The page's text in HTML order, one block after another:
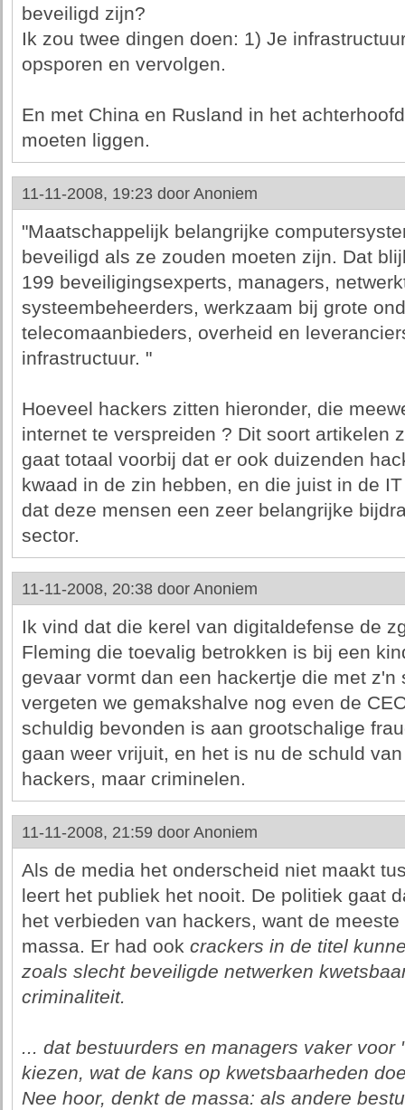
beveiligd zijn?
Ik zou twee dingen doen: 1) Je
opsporen en vervolgen.
En met China en Rusland in het
moeten liggen.
11-11-2008, 19:23 door Anoniem
"Maatschappelijk belangrijke
beveiligd als ze zouden moeten zijn. Dat
199 beveiligingsexperts, managers,
systeembeheerders, werkzaam bij grote
telecomaanbieders, overheid en
infrastructuur. "
Hoeveel hackers zitten hieronder, die
internet te verspreiden ? Dit soort artikelen
gaat totaal voorbij dat er ook duizenden
kwaad in de zin hebben, en die juist in de
dat deze mensen een zeer belangrijke
sector.
11-11-2008, 20:38 door Anoniem
Ik vind dat die kerel van digitaldefense de
Fleming die toevalig betrokken is bij een
gevaar vormt dan een hackertje die met
vergeten we gemakshalve nog even de
schuldig bevonden is aan grootschalige
gaan weer vrijuit, en het is nu de schuld
hackers, maar criminelen.
11-11-2008, 21:59 door Anoniem
Als de media het onderscheid niet maakt
leert het publiek het nooit. De politiek gaat
het verbieden van hackers, want de
massa. Er had ook crackers in de titel
zoals slecht beveiligde netwerken
criminaliteit.
... dat bestuurders en managers vaker voor
kiezen, wat de kans op kwetsbaarheden
Nee hoor, denkt de massa: als andere